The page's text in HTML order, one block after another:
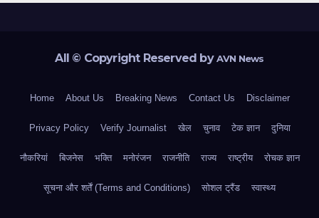
All © Copyright Reserved byAVN News
Home About Us Breaking News Contact Us Disclaimer
Privacy Policy Verify Journalist खेल चुनाव टेक ज्ञान दुनिया
नौकरियां बिजनेस भक्ति मनोरंजन राजनीति राज्य राष्ट्रीय रोचक ज्ञान
सूचना और शर्तें (Terms and Conditions) सोशल ट्रैंड स्वास्थ्य